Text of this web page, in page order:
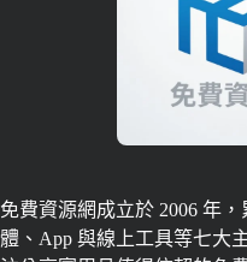
免費資源網成立於 2006 年
體、App 與線上工具等七大